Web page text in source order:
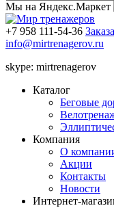
Мы на Яндекс.Маркет
+7 958 111-54-36
info@mirtrenagerov.ru
skype: mirtrenagerov
Каталог
Беговые
Компания
О
Акции
Контакты
Новости
Интернет-